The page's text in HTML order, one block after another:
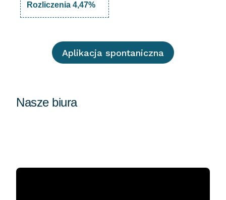
Rozliczenia 4,47%
Aplikacja spontaniczna
Nasze biura